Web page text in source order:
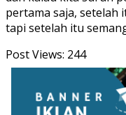
pertama saja, setelah
tapi setelah itu
Post Views: 244